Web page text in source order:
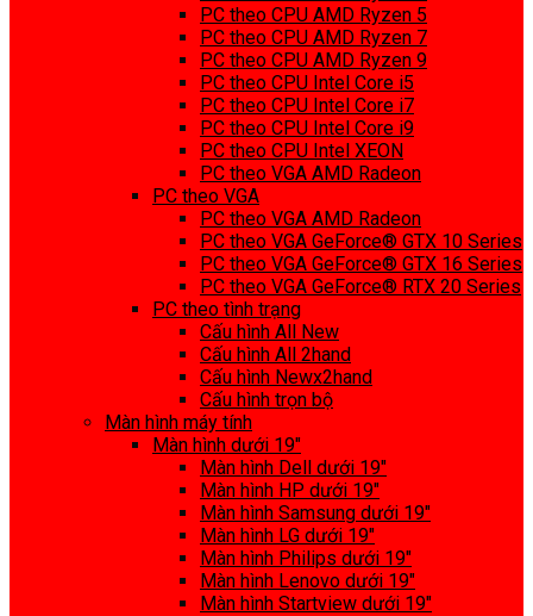
PC theo CPU AMD Ryzen 5
PC theo CPU AMD Ryzen 7
PC theo CPU AMD Ryzen 9
PC theo CPU Intel Core i5
PC theo CPU Intel Core i7
PC theo CPU Intel Core i9
PC theo CPU Intel XEON
PC theo VGA AMD Radeon
PC theo VGA
PC theo VGA AMD Radeon
PC theo VGA GeForce® GTX 10 Series
PC theo VGA GeForce® GTX 16 Series
PC theo VGA GeForce® RTX 20 Series
PC theo tình trạng
Cấu hình All New
Cấu hình All 2hand
Cấu hình Newx2hand
Cấu hình trọn bộ
Màn hình máy tính
Màn hình dưới 19″
Màn hình Dell dưới 19″
Màn hình HP dưới 19″
Màn hình Samsung dưới 19″
Màn hình LG dưới 19″
Màn hình Philips dưới 19″
Màn hình Lenovo dưới 19″
Màn hình Startview dưới 19″